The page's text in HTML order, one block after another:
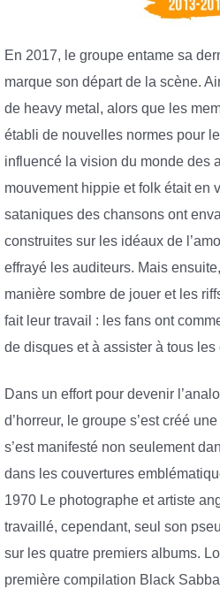
En 2017, le groupe entame sa
marque son départ de la scène.
de heavy metal, alors que les
établi de nouvelles normes pour
influencé la vision du monde des
mouvement hippie et folk était en
sataniques des chansons ont
construites sur les idéaux de
effrayé les auditeurs. Mais
manière sombre de jouer et les
fait leur travail : les fans ont
de disques et à assister à tous les
Dans un effort pour devenir
d’horreur, le groupe s’est créé
s’est manifesté non seulement
dans les couvertures
1970 Le photographe et artiste
travaillé, cependant, seul son
sur les quatre premiers albums.
première compilation Black